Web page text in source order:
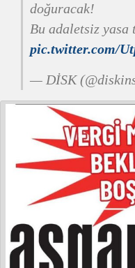
doğuracak!
Bu adaletsiz
pic.twitter.com/
— DİSK